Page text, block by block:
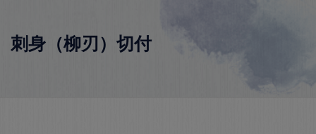
刺身（柳刃）切付